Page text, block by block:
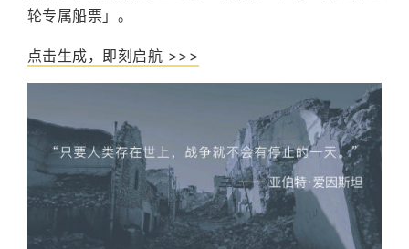
轮专属船票」。
点击生成，即刻启航 >>>